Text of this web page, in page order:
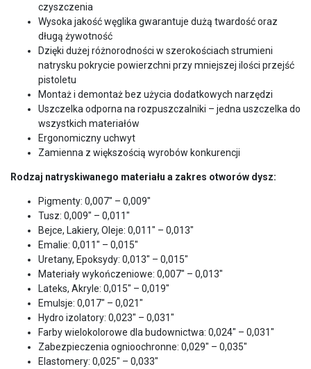
czyszczenia
Wysoka jakość węglika gwarantuje dużą twardość oraz
długą żywotność
Dzięki dużej różnorodności w szerokościach strumieni
natrysku pokrycie powierzchni przy mniejszej ilości przejść
pistoletu
Montaż i demontaż bez użycia dodatkowych narzędzi
Uszczelka odporna na rozpuszczalniki – jedna uszczelka do
wszystkich materiałów
Ergonomiczny uchwyt
Zamienna z większością wyrobów konkurencji
Rodzaj natryskiwanego materiału a zakres otworów dysz:
Pigmenty: 0,007″ – 0,009″
Tusz: 0,009″ – 0,011″
Bejce, Lakiery, Oleje: 0,011″ – 0,013″
Emalie: 0,011″ – 0,015″
Uretany, Epoksydy: 0,013″ – 0,015″
Materiały wykończeniowe: 0,007″ – 0,013″
Lateks, Akryle: 0,015″ – 0,019″
Emulsje: 0,017″ – 0,021″
Hydro izolatory: 0,023″ – 0,031″
Farby wielokolorowe dla budownictwa: 0,024″ – 0,031″
Zabezpieczenia ognioochronne: 0,029″ – 0,035″
Elastomery: 0,025″ – 0,033″